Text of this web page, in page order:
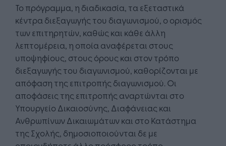
Το πρόγραμμα, η διαδικασία, τα εξεταστικά
κέντρα διεξαγωγής του διαγωνισμού, ο ορισμός
των επιτηρητών, καθώς και κάθε άλλη
λεπτομέρεια, η οποία αναφέρεται στους
υποψηφίους, στους όρους και στον τρόπο
διεξαγωγής του διαγωνισμού, καθορίζονται με
απόφαση της επιτροπής διαγωνισμού. Οι
αποφάσεις της επιτροπής αναρτώνται στο
Υπουργείο Δικαιοσύνης, Διαφάνειας και
Ανθρωπίνων Δικαιωμάτων και στο Κατάστημα
της Σχολής, δημοσιοποιούνται δε με